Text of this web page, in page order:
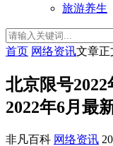
旅游养生
首页 网络资讯文章正
北京限号
2022年6月最
非凡百科 网络资讯